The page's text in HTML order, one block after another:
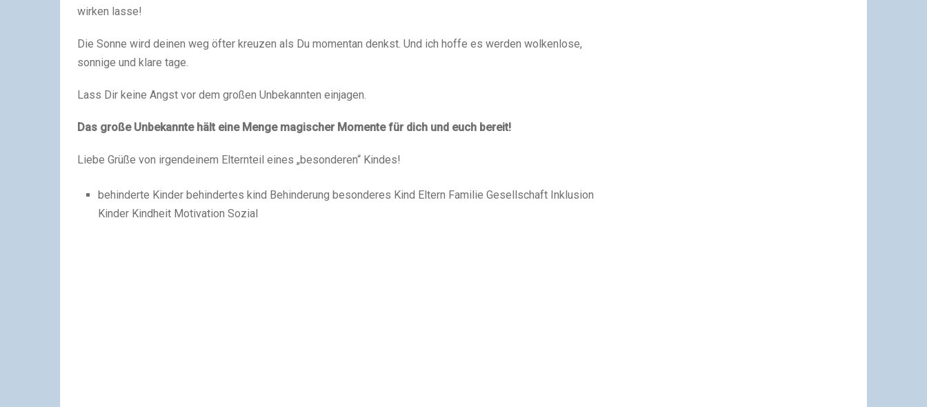
wirken lasse!
Die Sonne wird deinen weg öfter kreuzen als Du momentan denkst. Und ich hoffe es werden wolkenlose,
sonnige und klare tage.
Lass Dir keine Angst vor dem großen Unbekannten einjagen.
Das große Unbekannte hält eine Menge magischer Momente für dich und euch bereit!
Liebe Grüße von irgendeinem Elternteil eines „besonderen“ Kindes!
behinderte Kinder behindertes kind Behinderung besonderes Kind Eltern Familie Gesellschaft Inklusion
Kinder Kindheit Motivation Sozial